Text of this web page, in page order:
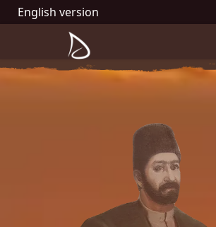
English version